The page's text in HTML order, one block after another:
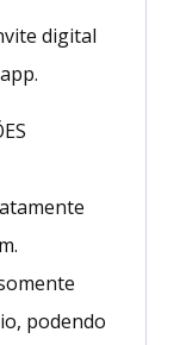
digital
podendo